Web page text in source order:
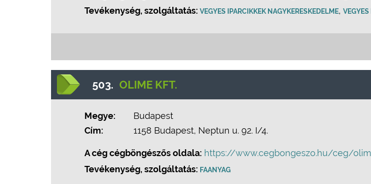
Tevékenység, szolgáltatás: VEGYES IPARCIKKEK NAGYKERESKEDELME,
503. OLIME KFT.
Megye:
Budapest
Cím:
1158 Budapest, Neptun u. 92. I/4.
A cég cégböngészős oldala: https://www.cegbongeszo.hu/ceg/
Tevékenység, szolgáltatás: FAANYAG